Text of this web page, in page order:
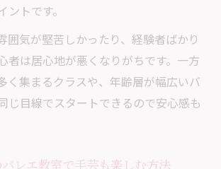
トです。
囲気が堅苦しかったり、経験者ばかり
者は居心地が悪くなりがちです。一方
く集まるクラスや、年齢層が幅広いバ
じ目線でスタートできるので安心感も
レエ教室で手芸も楽しむ方法